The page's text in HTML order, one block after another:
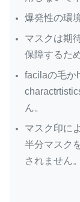
爆発性の環
マスクは期
保障するた
facilaの毛か
ん。
マスク印に
半分マスク
されません。